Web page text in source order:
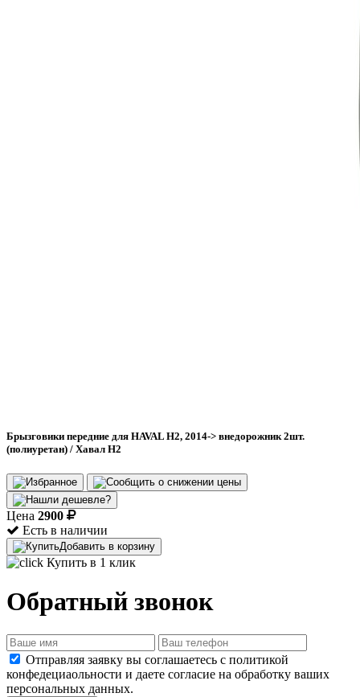
Брызговики передние для HAVAL H2, 2014-> внедорожник 2шт.
(полиуретан) / Хавал Н2
Цена 2900
Есть в наличии
Добавить в корзину
Купить в 1 клик
Обратный звонок
Отправляя заявку вы соглашаетесь с политикой
конфедециаольности и даете согласие на обработку ваших
персональных данных.